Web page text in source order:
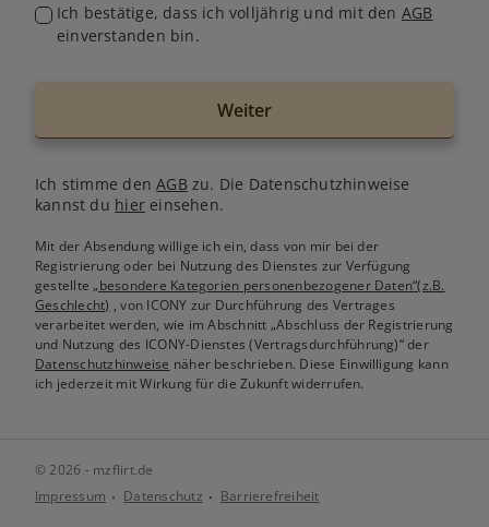
Ich bestätige, dass ich volljährig und mit den AGB
einverstanden bin.
Weiter
Ich stimme denAGB zu. Die Datenschutzhinweise
kannst du hiereinsehen.
Mit der Absendung willige ich ein, dass von mir bei der
Registrierung oder bei Nutzung des Dienstes zur Verfügung
gestellte„besondere Kategorien personenbezogener Daten“(z.B.
Geschlecht) , von ICONY zur Durchführung des Vertrages
verarbeitet werden, wie im Abschnitt „Abschluss der Registrierung
und Nutzung des ICONY-Dienstes (Vertragsdurchführung)“ der
Datenschutzhinweise näher beschrieben. Diese Einwilligung kann
ich jederzeit mit Wirkung für die Zukunft widerrufen.
© 2026 - mzflirt.de
Impressum
Datenschutz Barrierefreiheit